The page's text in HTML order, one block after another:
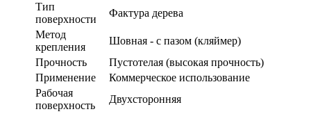
Тип
поверхности
Фактура дерева
Метод
крепления
Шовная - с пазом (кляймер)
Прочность
Пустотелая (высокая прочность)
Применение
Коммерческое использование
Рабочая
поверхность
Двухсторонняя